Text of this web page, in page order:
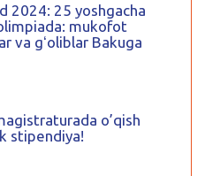
2024: 25 yoshgacha
mukofot
va gʻoliblar Bakuga
o’qish
stipendiya!